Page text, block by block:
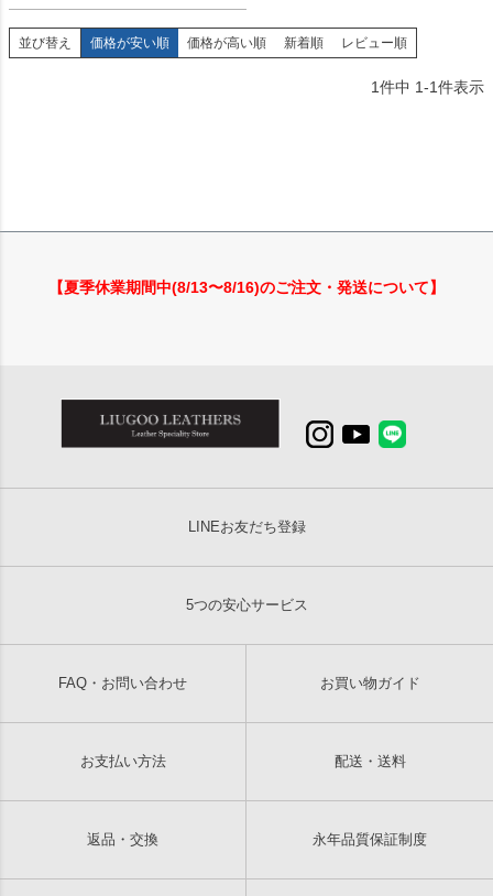
並び替え 価格が安い順 価格が高い順 新着順 レビュー順
1件中 1-1件表示
【夏季休業期間中(8/13〜8/16)のご注文・発送について】
LINEお友だち登録
5つの安心サービス
FAQ・お問い合わせ お買い物ガイド
お支払い方法 配送・送料
返品・交換 永年品質保証制度